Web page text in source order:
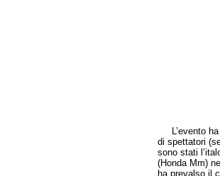
L’evento ha
di spettatori
sono stati
(Honda Mm)
ha prevalso il